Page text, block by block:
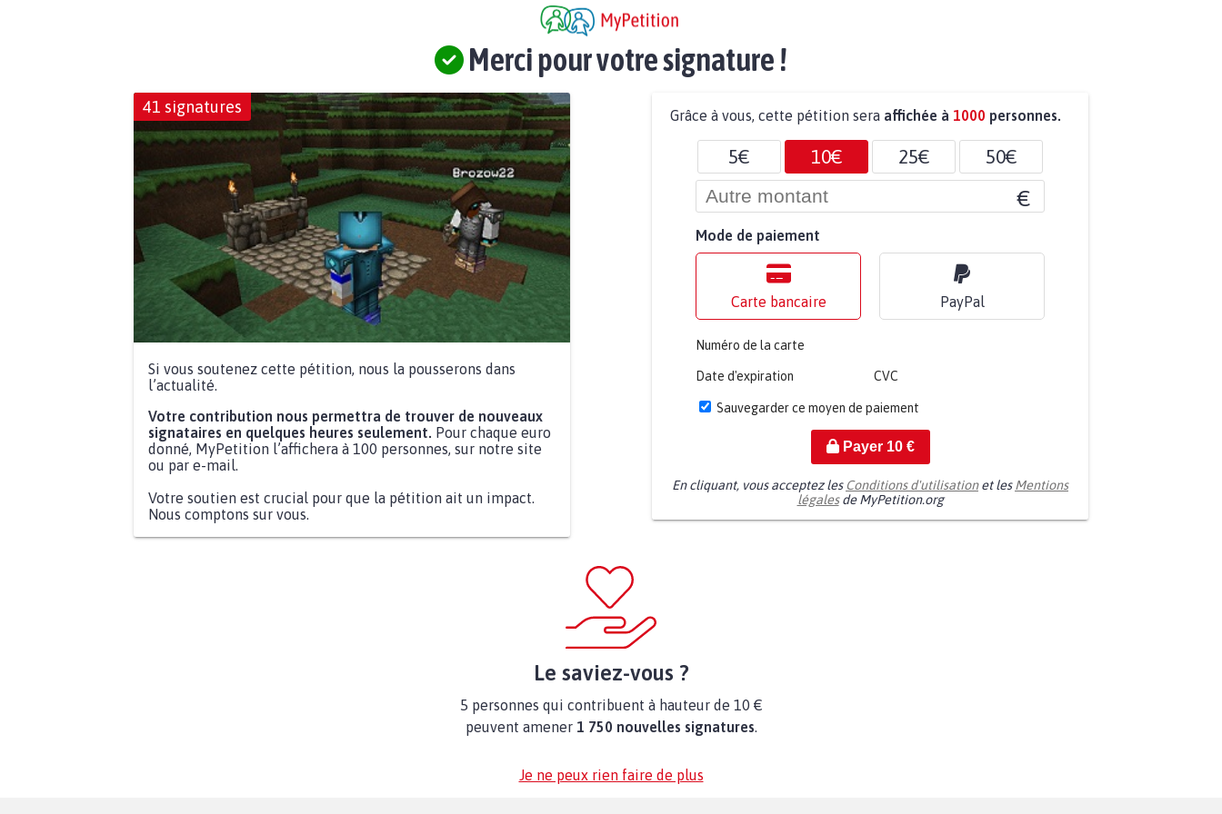
Merci pour votre signature !
41 signatures
Si vous soutenez cette pétition, nous la pousserons dans
l’actualité.
Votre contribution nous permettra de trouver de nouveaux
signataires en quelques heures seulement. Pour chaque euro
donné, MyPetition l’affichera à 100 personnes, sur notre site
ou par e-mail.
Votre soutien est crucial pour que la pétition ait un impact.
Nous comptons sur vous.
Grâce à vous, cette pétition sera affichée à 1000 personnes.
5€ 10€ 25€ 50€
€
Mode de paiement
Carte bancaire PayPal
Numéro de la carte
Date d'expiration CVC
Sauvegarder ce moyen de paiement
Payer 10€
En cliquant, vous acceptez les Conditions d'utilisationet lesMentions
légalesde MyPetition.org
Le saviez-vous ?
5 personnes qui contribuent à hauteur de 10 €
peuvent amener 1 750 nouvelles signatures.
Je ne peux rien faire de plus